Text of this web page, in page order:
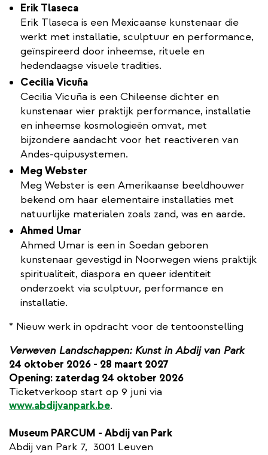
Erik Tlaseca
Erik Tlaseca is een Mexicaanse kunstenaar die
werkt met installatie, sculptuur en performance,
geïnspireerd door inheemse, rituele en
hedendaagse visuele tradities.
Cecilia Vicuña
Cecilia Vicuña is een Chileense dichter en
kunstenaar wier praktijk performance, installatie
en inheemse kosmologieën omvat, met
bijzondere aandacht voor het reactiveren van
Andes-quipusystemen.
Meg Webster
Meg Webster is een Amerikaanse beeldhouwer
bekend om haar elementaire installaties met
natuurlijke materialen zoals zand, was en aarde.
Ahmed Umar
Ahmed Umar is een in Soedan geboren
kunstenaar gevestigd in Noorwegen wiens praktijk
spiritualiteit, diaspora en queer identiteit
onderzoekt via sculptuur, performance en
installatie.
* Nieuw werk in opdracht voor de tentoonstelling
Verweven Landschappen: Kunst in Abdij van Park ​
24 oktober 2026 - 28 maart 2027 ​
​Opening: zaterdag 24 oktober 2026 ​
Ticketverkoop start op 9 juni via
www.abdijvanpark.be.
Museum PARCUM - Abdij van Park
​Abdij van Park 7, ​ 3001 Leuven ​